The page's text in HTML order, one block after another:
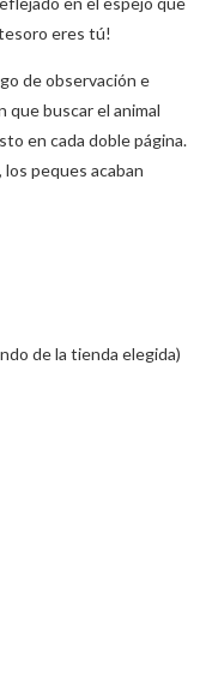
eres tú!
de observación e
buscar el animal
en cada doble página.
los peques acaban
de la tienda elegida)